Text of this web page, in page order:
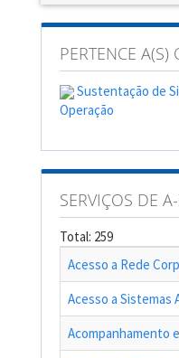
PERTENCE A(S)
Sustentação de
Operação
SERVIÇOS DE
Total: 259
Acesso a Rede
Acesso a Sistemas
Acompanhamento